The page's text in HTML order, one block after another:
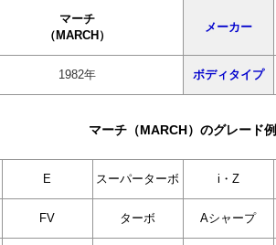
マーチ
（MARCH）
メーカー
1982年 ボディタイプ
マーチ（MARCH）のグレード例
E スーパーターボ i・Z
FV ターボ Aシャープ